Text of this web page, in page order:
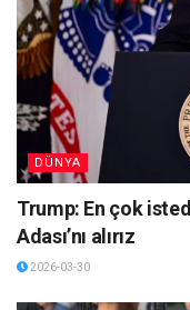
DÜNYA
Trump: En çok
Adası’nı alırız
2026-03-30